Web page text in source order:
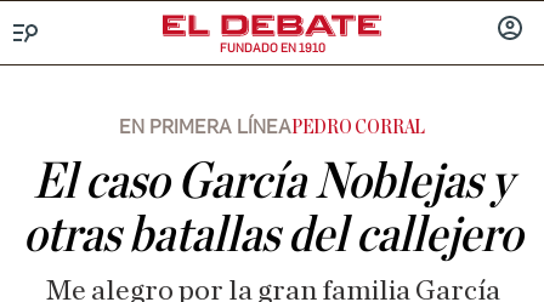
FUNDADO EN 1910
EN PRIMERA LÍNEAPEDRO CORRAL
El caso García Noblejas y
otras batallas del callejero
Me alegro por la gran familia García